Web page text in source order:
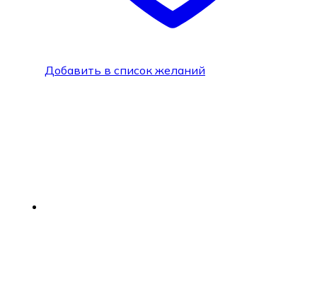
Добавить в список желаний